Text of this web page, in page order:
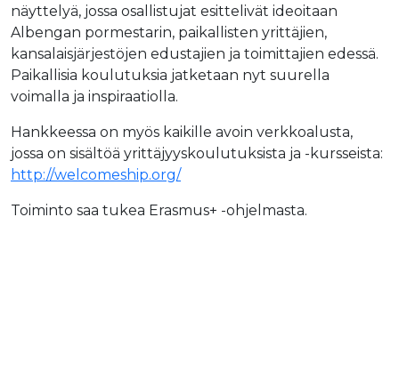
näyttelyä, jossa osallistujat esittelivät ideoitaan
Albengan pormestarin, paikallisten yrittäjien,
kansalaisjärjestöjen edustajien ja toimittajien edessä.
Paikallisia koulutuksia jatketaan nyt suurella
voimalla ja inspiraatiolla.
Hankkeessa on myös kaikille avoin verkkoalusta,
jossa on sisältöä yrittäjyyskoulutuksista ja -kursseista:
http://welcomeship.org/
Toiminto saa tukea Erasmus+ -ohjelmasta.